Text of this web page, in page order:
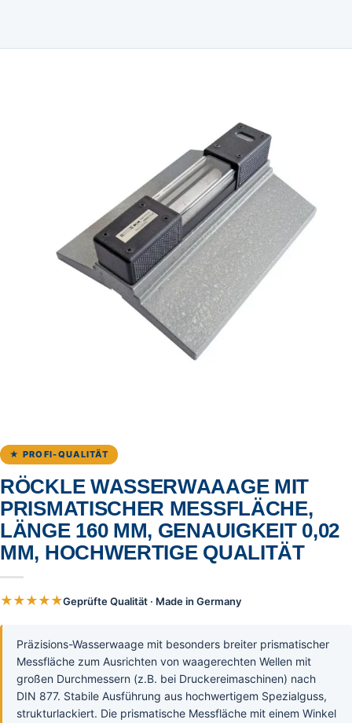
★ PROFI-QUALITÄT
RÖCKLE WASSERWAAAGE MIT
PRISMATISCHER MESSFLÄCHE,
LÄNGE 160 MM, GENAUIGKEIT 0,02
MM, HOCHWERTIGE QUALITÄT
★★★★★Geprüfte Qualität · Made in Germany
Präzisions-Wasserwaage mit besonders breiter prismatischer
Messfläche zum Ausrichten von waagerechten Wellen mit
großen Durchmessern (z.B. bei Druckereimaschinen) nach
DIN 877. Stabile Ausführung aus hochwertigem Spezialguss,
strukturlackiert. Die prismatische Messfläche mit einem Winkel